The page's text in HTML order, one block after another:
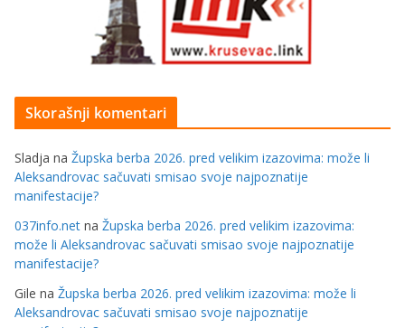
Skorašnji komentari
Sladja na Župska berba 2026. pred velikim izazovima: može li
Aleksandrovac sačuvati smisao svoje najpoznatije
manifestacije?
037info.net na Župska berba 2026. pred velikim izazovima:
može li Aleksandrovac sačuvati smisao svoje najpoznatije
manifestacije?
Gile na Župska berba 2026. pred velikim izazovima: može li
Aleksandrovac sačuvati smisao svoje najpoznatije